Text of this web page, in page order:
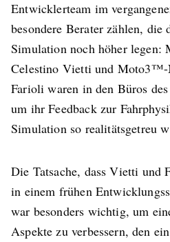
Entwicklerteam im
besondere Berater zählen, die
Simulation noch höher
Celestino Vietti und Moto3™-
Farioli waren in den Büros
um ihr Feedback zur
Simulation so realitätsgetreu
Die Tatsache, dass Vietti und
in einem frühen
war besonders wichtig, um
Aspekte zu verbessern, den